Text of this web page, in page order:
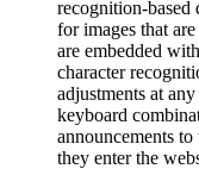
recognition-based
for images that
are embedded
character
adjustments at
keyboard
announcements to
they enter the